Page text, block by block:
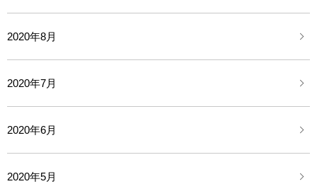
2020年8月
2020年7月
2020年6月
2020年5月